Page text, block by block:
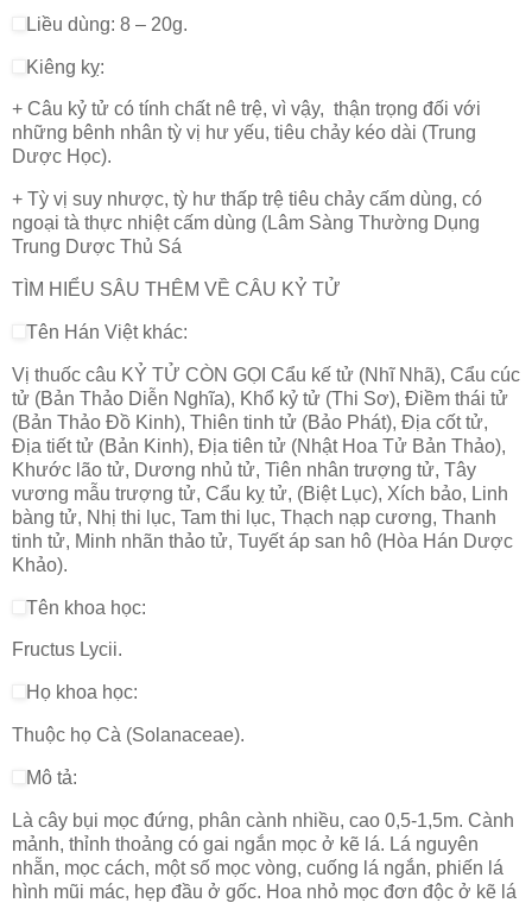
Liều dùng: 8 – 20g.
Kiêng kỵ:
+ Câu kỷ tử có tính chất nê trệ, vì vậy, thận trọng đối với
những bênh nhân tỳ vị hư yếu, tiêu chảy kéo dài (Trung
Dược Học).
+ Tỳ vị suy nhược, tỳ hư thấp trệ tiêu chảy cấm dùng, có
ngoại tà thực nhiệt cấm dùng (Lâm Sàng Thường Dụng
Trung Dược Thủ Sá
TÌM HIỂU SÂU THÊM VỀ CÂU KỶ TỬ
Tên Hán Việt khác:
Vị thuốc câu KỶ TỬ CÒN GỌI Cẩu kế tử (Nhĩ Nhã), Cẩu cúc
tử (Bản Thảo Diễn Nghĩa), Khổ kỷ tử (Thi Sơ), Điềm thái tử
(Bản Thảo Đồ Kinh), Thiên tinh tử (Bảo Phát), Địa cốt tử,
Địa tiết tử (Bản Kinh), Địa tiên tử (Nhật Hoa Tử Bản Thảo),
Khước lão tử, Dương nhủ tử, Tiên nhân trượng tử, Tây
vương mẫu trượng tử, Cẩu kỵ tử, (Biệt Lục), Xích bảo, Linh
bàng tử, Nhị thi lục, Tam thi lục, Thạch nạp cương, Thanh
tinh tử, Minh nhãn thảo tử, Tuyết áp san hô (Hòa Hán Dược
Khảo).
Tên khoa học:
Fructus Lycii.
Họ khoa học:
Thuộc họ Cà (Solanaceae).
Mô tả:
Là cây bụi mọc đứng, phân cành nhiều, cao 0,5-1,5m. Cành
mảnh, thỉnh thoảng có gai ngắn mọc ở kẽ lá. Lá nguyên
nhẵn, mọc cách, một số mọc vòng, cuống lá ngắn, phiến lá
hình mũi mác, hẹp đầu ở gốc. Hoa nhỏ mọc đơn độc ở kẽ lá